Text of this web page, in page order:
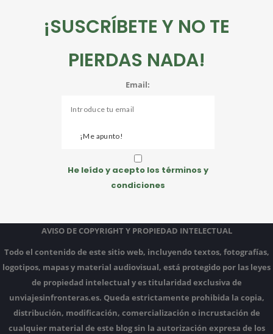
¡SUSCRÍBETE Y NO TE
PIERDAS NADA!
Email:
He leído y acepto los términos y
condiciones
AVISO DE COPYRIGHT Y PROPIEDAD INTELECTUAL
Todo el contenido de este sitio web, incluyendo textos, fotografías,
logotipos, mapas y material audiovisual, está protegido por las leyes
de propiedad intelectual y es titularidad exclusiva de
unviajesinfronteras.es. Queda estrictamente prohibida la copia,
distribución, modificación, comercialización o incrustación de
cualquier material de este blog sin la autorización expresa de los